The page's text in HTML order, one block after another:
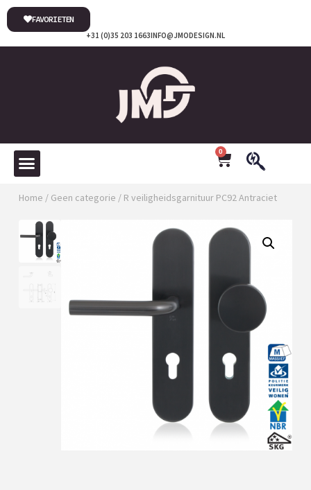
INFO@JMODESIGN.NL
+31 (0)35 203 1663
FAVORIETEN
0
Home / Geen categorie / R veiligheidsgarnituur PC92 Antraciet